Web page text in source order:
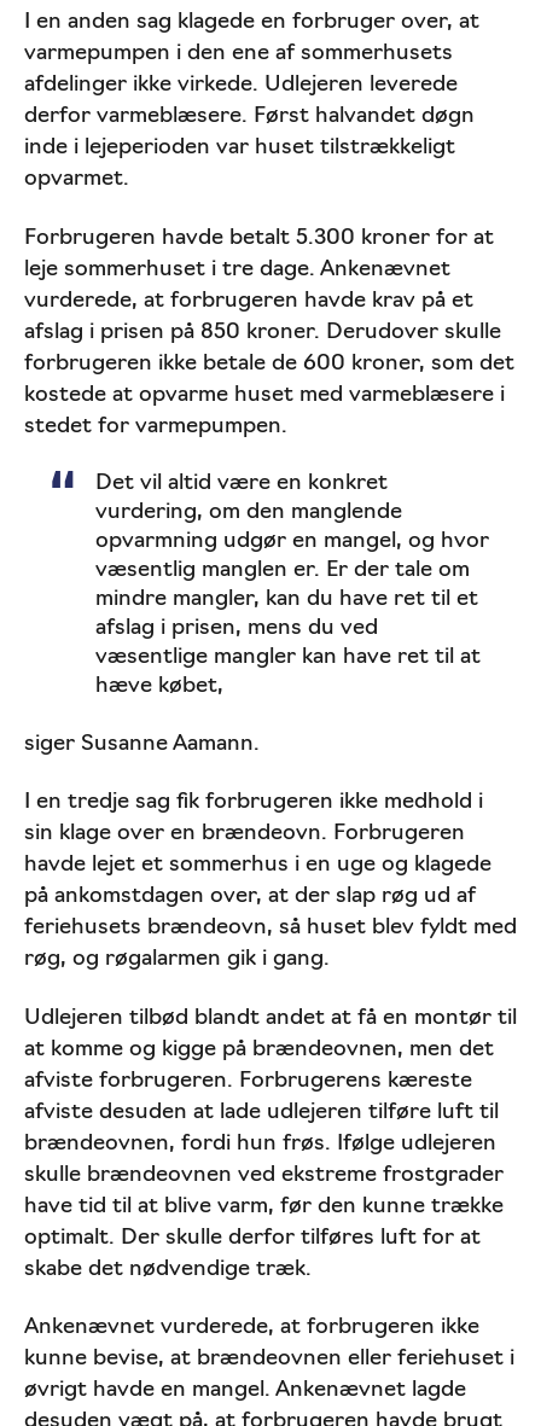
I en anden sag klagede en forbruger over, at
varmepumpen i den ene af sommerhusets
afdelinger ikke virkede. Udlejeren leverede
derfor varmeblæsere. Først halvandet døgn
inde i lejeperioden var huset tilstrækkeligt
opvarmet.
Forbrugeren havde betalt 5.300 kroner for at
leje sommerhuset i tre dage. Ankenævnet
vurderede, at forbrugeren havde krav på et
afslag i prisen på 850 kroner. Derudover skulle
forbrugeren ikke betale de 600 kroner, som det
kostede at opvarme huset med varmeblæsere i
stedet for varmepumpen.
Det vil altid være en konkret
vurdering, om den manglende
opvarmning udgør en mangel, og hvor
væsentlig manglen er. Er der tale om
mindre mangler, kan du have ret til et
afslag i prisen, mens du ved
væsentlige mangler kan have ret til at
hæve købet,
siger Susanne Aamann.
I en tredje sag fik forbrugeren ikke medhold i
sin klage over en brændeovn. Forbrugeren
havde lejet et sommerhus i en uge og klagede
på ankomstdagen over, at der slap røg ud af
feriehusets brændeovn, så huset blev fyldt med
røg, og røgalarmen gik i gang.
Udlejeren tilbød blandt andet at få en montør til
at komme og kigge på brændeovnen, men det
afviste forbrugeren. Forbrugerens kæreste
afviste desuden at lade udlejeren tilføre luft til
brændeovnen, fordi hun frøs. Ifølge udlejeren
skulle brændeovnen ved ekstreme frostgrader
have tid til at blive varm, før den kunne trække
optimalt. Der skulle derfor tilføres luft for at
skabe det nødvendige træk.
Ankenævnet vurderede, at forbrugeren ikke
kunne bevise, at brændeovnen eller feriehuset i
øvrigt havde en mangel. Ankenævnet lagde
desuden vægt på, at forbrugeren havde brugt